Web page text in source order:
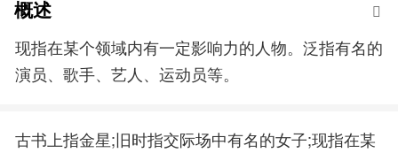
概述
现指在某个领域内有一定影响力的人物。泛指有名的
演员、歌手、艺人、运动员等。
古书上指金星;旧时指交际场中有名的女子;现指在某